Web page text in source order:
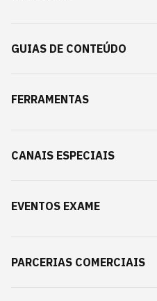
GUIAS DE CONTEÚDO
FERRAMENTAS
CANAIS ESPECIAIS
EVENTOS EXAME
PARCERIAS COMERCIAIS